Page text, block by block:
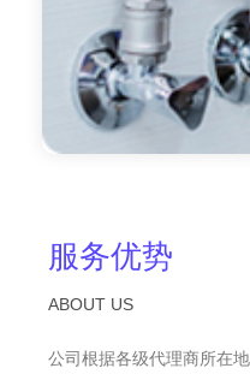
服务优势
ABOUT US
公司根据各级代理商所在